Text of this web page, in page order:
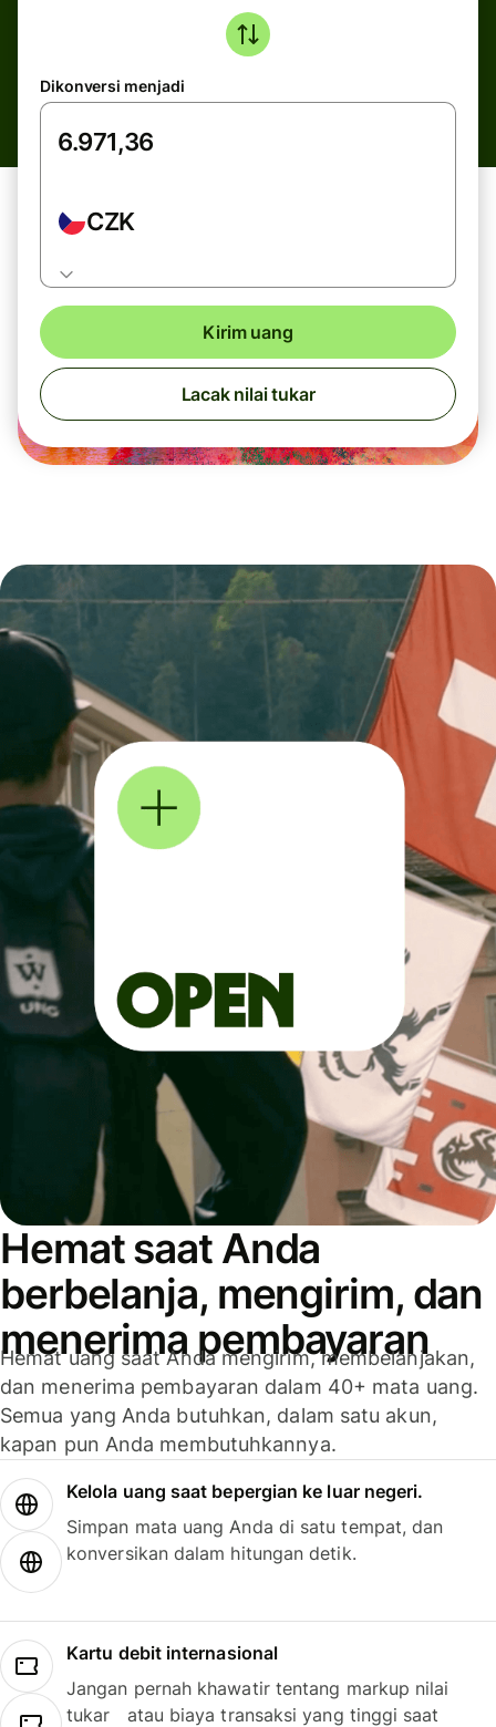
Dikonversi menjadi
CZK
Kirim uang
Lacak nilai tukar
Hemat saat Anda
berbelanja, mengirim, dan
menerima pembayaran
Hemat uang saat Anda mengirim, membelanjakan,
dan menerima pembayaran dalam 40+ mata uang.
Semua yang Anda butuhkan, dalam satu akun,
kapan pun Anda membutuhkannya.
Kelola uang saat bepergian ke luar negeri.
Simpan mata uang Anda di satu tempat, dan
konversikan dalam hitungan detik.
Kartu debit internasional
Jangan pernah khawatir tentang markup nilai
tukar atau biaya transaksi yang tinggi saat